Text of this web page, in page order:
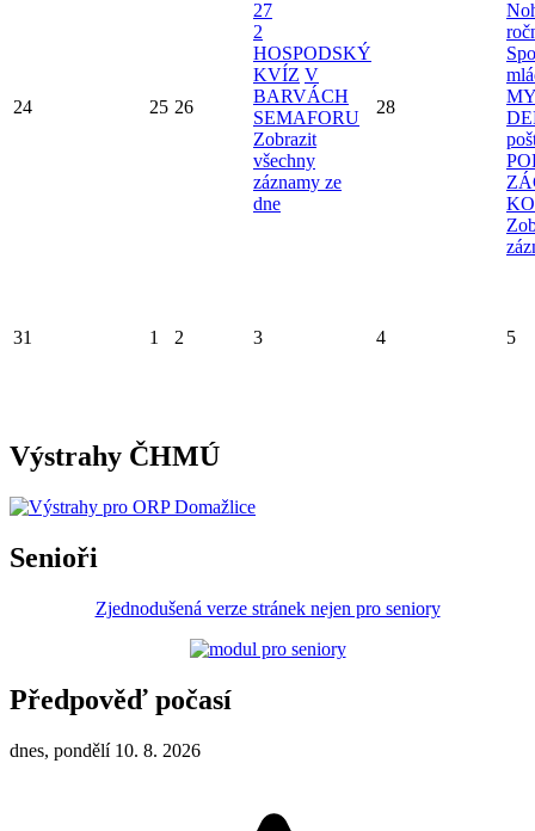
24 25 26
27
2
HOSPODSKÝ
KVÍZ V
BARVÁCH
SEMAFORU
Zobrazit
všechny
záznamy ze
dne
28
31 1 2 3 4 5
Výstrahy ČHMÚ
Senioři
Zjednodušená verze stránek nejen pro seniory
Předpověď počasí
dnes, pondělí 10. 8. 2026